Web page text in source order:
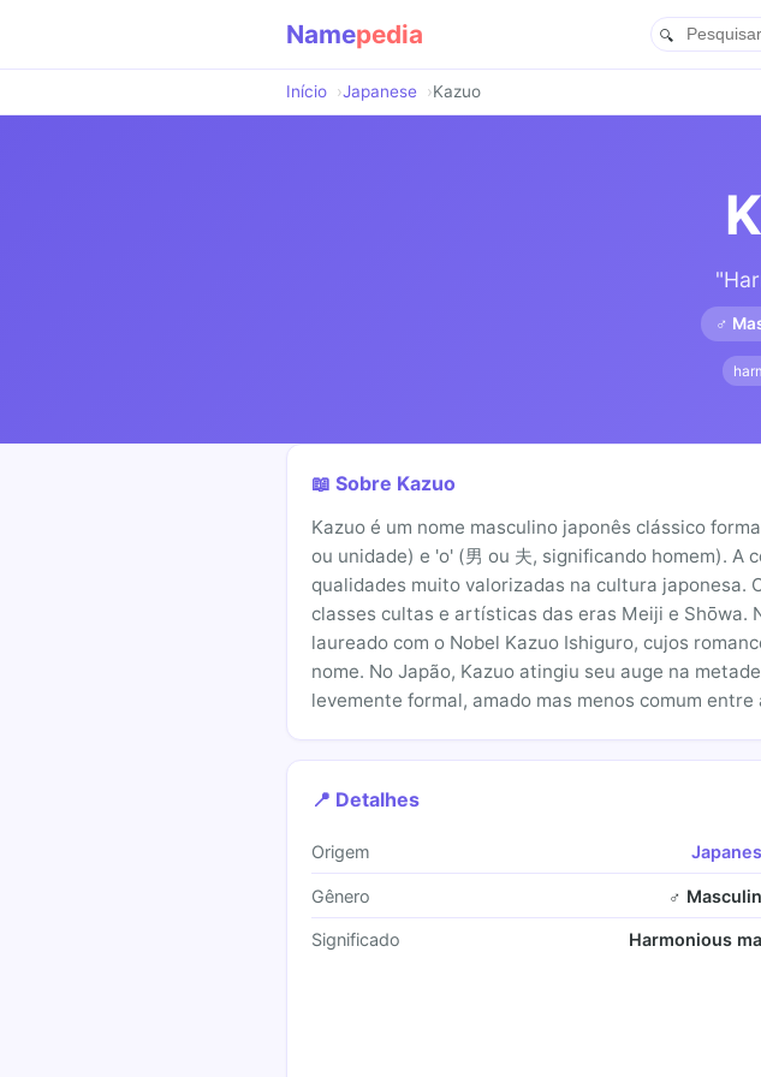
Namepedia
Início Japanese Kazuo
♂
📖 Sobre Kazuo
Kazuo é um nome masculino japonês clássico
ou unidade) e 'o' (男 ou 夫, significando homem).
qualidades muito valorizadas na cultura japonesa.
classes cultas e artísticas das eras Meiji e Shōwa.
laureado com o Nobel Kazuo Ishiguro, cujos
nome. No Japão, Kazuo atingiu seu auge na
levemente formal, amado mas menos comum
📍 Detalhes
Origem
Gênero ♂
Significado Harmonious